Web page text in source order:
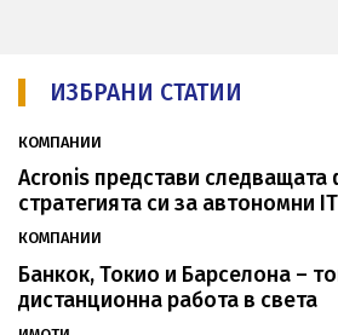
ИЗБРАНИ СТАТИИ
КОМПАНИИ
Acronis представи следващата
стратегията си за автономни
КОМПАНИИ
Банкок, Токио и Барселона –
дистанционна работа в света